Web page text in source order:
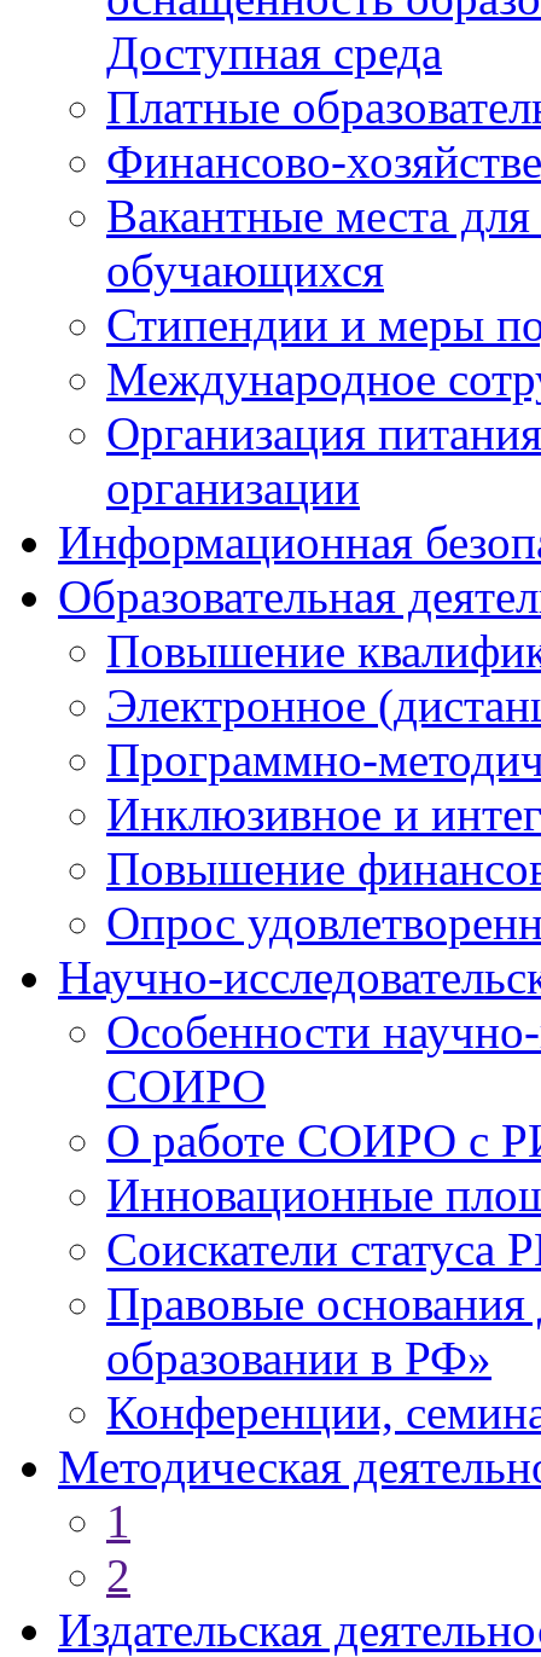
Доступная среда
Платные
Финансово-
Вакантные места
обучающихся
Стипендии и меры
Международное
Организация
организации
Информационная
Образовательная
Повышение
Электронное
Программно-
Инклюзивное и
Повышение
Опрос
Научно-
Особенности
СОИРО
О работе СОИРО с
Инновационные
Соискатели статуса
Правовые
образовании в РФ»
Конференции,
Методическая
1
2
Издательская